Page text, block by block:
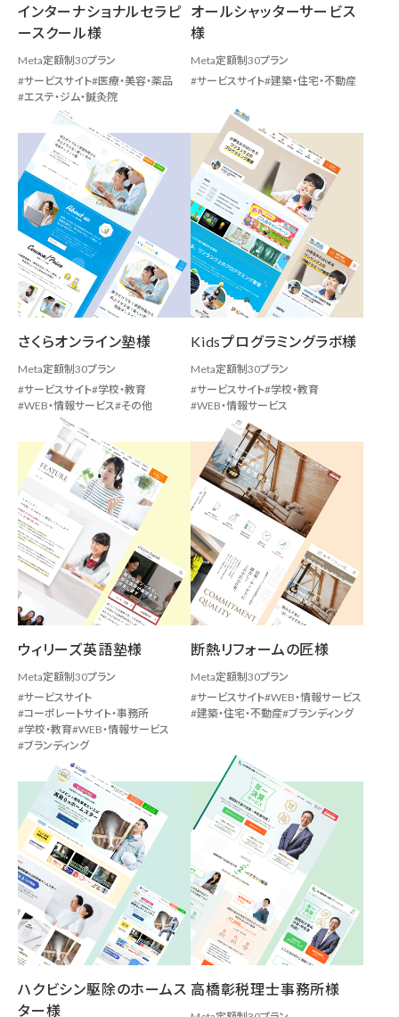
インターナショナルセラピ
ースクール様
Meta定額制30プラン
サービスサイト 医療・美容・薬品
エステ・ジム・鍼灸院
オールシャッターサービス
様
Meta定額制30プラン
サービスサイト 建築・住宅・不動産
さくらオンライン塾様
Meta定額制30プラン
サービスサイト 学校・教育
WEB・情報サービス
その他
Kidsプログラミングラボ様
Meta定額制30プラン
サービスサイト 学校・教育
WEB・情報サービス
ウィリーズ英語塾様
Meta定額制30プラン
サービスサイト
コーポレートサイト・事務所
学校・教育 WEB・情報サービス
ブランディング
断熱リフォームの匠様
Meta定額制30プラン
サービスサイト WEB・情報サービス
建築・住宅・不動産 ブランディング
ハクビシン駆除のホームス
ター様
高橋彰税理士事務所様